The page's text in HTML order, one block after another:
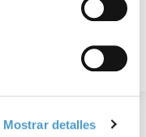
Mostrar detalles